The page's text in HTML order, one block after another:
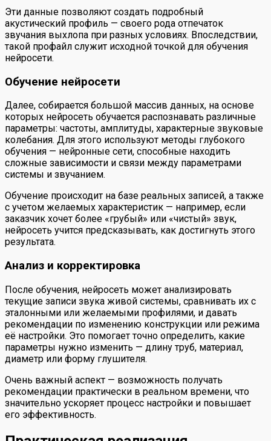
Эти данные позволяют создать подробный
акустический профиль — своего рода отпечаток
звучания выхлопа при разных условиях. Впоследствии,
такой профайл служит исходной точкой для обучения
нейросети.
Обучение нейросети
Далее, собирается большой массив данных, на основе
которых нейросеть обучается распознавать различные
параметры: частоты, амплитуды, характерные звуковые
колебания. Для этого используют методы глубокого
обучения — нейронные сети, способные находить
сложные зависимости и связи между параметрами
системы и звучанием.
Обучение происходит на базе реальных записей, а также
с учетом желаемых характеристик — например, если
заказчик хочет более «грубый» или «чистый» звук,
нейросеть учится предсказывать, как достигнуть этого
результата.
Анализ и корректировка
После обучения, нейросеть может анализировать
текущие записи звука живой системы, сравнивать их с
эталонными или желаемыми профилями, и давать
рекомендации по изменению конструкции или режима
её настройки. Это помогает точно определить, какие
параметры нужно изменить — длину труб, материал,
диаметр или форму глушителя.
Очень важный аспект — возможность получать
рекомендации практически в реальном времени, что
значительно ускоряет процесс настройки и повышает
его эффективность.